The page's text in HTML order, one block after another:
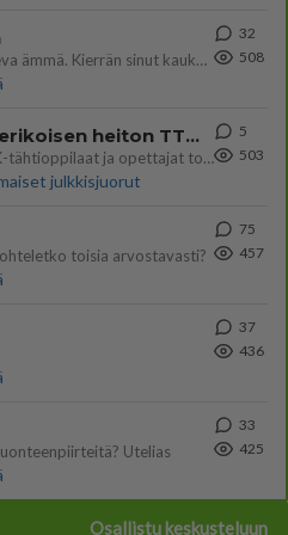
Olet pelkkä itsestään liikoja luuleva ämmä. Kierrän sinut kaukaa nyt ja aina. Olit mulle pelkkä lelu vaan.
32
508
Ernest Lawson täräytti erikoisen heiton TTK-lehdistötilaisuudessa: " Onko tässä tarkoituksena...?"
Ernest Lawson esitteli uudet TTK-tähtioppilaat ja opettajat torstaina 6.8. lehdistölle. Tulevalla kaudella on yksi hausk
julkkisjuorut
5
503
toisia arvostavasti?
75
457
37
436
Utelias
33
425
Osallistu keskusteluun